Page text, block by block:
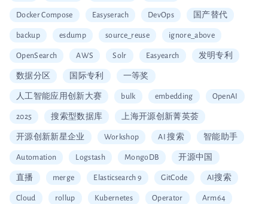
Docker Compose Easyserach DevOps 国产替代
backup esdump source_reuse ignore_above
OpenSearch AWS Solr Easyearch 发明专利
数据分区 国际专利 一等奖
人工智能应用创新大赛 bulk embedding OpenAI
2025 搜索型数据库 上海开源创新菁英荟
开源创新新星企业 Workshop AI 搜索 智能助手
Automation Logstash MongoDB 开源中国
直播 merge Elasticsearch 9 GitCode AI搜索
Cloud rollup Kubernetes Operator Arm64